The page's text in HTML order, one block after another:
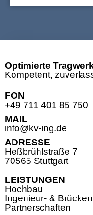
Optimierte
Kompetent,
FON
+49 711 401 85 750
MAIL
info@kv-ing.de
ADRESSE
Heßbrühlstraße 7
70565 Stuttgart
LEISTUNGEN
Hochbau
Ingenieur- &
Partnerschaften